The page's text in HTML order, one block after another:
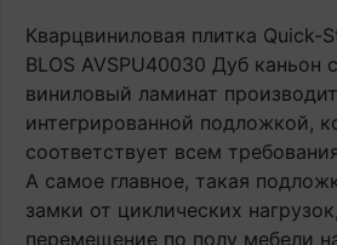
Кварцвиниловая плитка Quick-
BLOS AVSPU40030 Дуб каньон
виниловый ламинат
интегрированной подложкой,
соответствует всем
А самое главное, такая
замки от циклических
перемещение по полу мебели